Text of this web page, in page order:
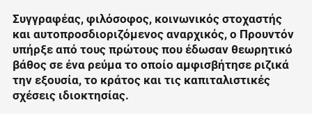
Συγγραφέας, φιλόσοφος, κοινωνικός στοχαστής
και αυτοπροσδιοριζόμενος αναρχικός, ο Προυντόν
υπήρξε από τους πρώτους που έδωσαν θεωρητικό
βάθος σε ένα ρεύμα το οποίο αμφισβήτησε ριζικά
την εξουσία, το κράτος και τις καπιταλιστικές
σχέσεις ιδιοκτησίας.